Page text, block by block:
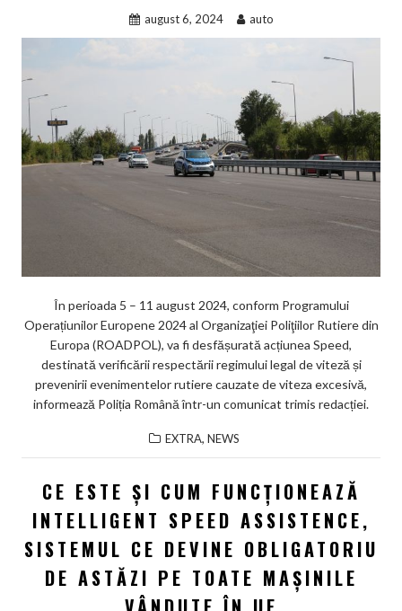
august 6, 2024 auto
În perioada 5 – 11 august 2024, conform Programului
Operațiunilor Europene 2024 al Organizaţiei Poliţiilor Rutiere din
Europa (ROADPOL), va fi desfășurată acțiunea Speed,
destinată verificării respectării regimului legal de viteză și
prevenirii evenimentelor rutiere cauzate de viteza excesivă,
informează Poliția Română într-un comunicat trimis redacției.
EXTRA, NEWS
CE ESTE ȘI CUM FUNCȚIONEAZĂ
INTELLIGENT SPEED ASSISTENCE,
SISTEMUL CE DEVINE OBLIGATORIU
DE ASTĂZI PE TOATE MAȘINILE